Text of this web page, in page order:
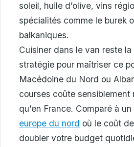
soleil, huile d’olive, vins
spécialités comme le burek
balkaniques.
Cuisiner dans le van reste la
stratégie pour maîtriser ce
Macédoine du Nord ou
courses coûte sensiblement
qu’en France. Comparé à un
europe du nord où le coût
doubler votre budget